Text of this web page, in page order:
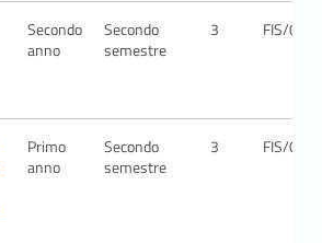
Secondo
anno
Secondo
semestre
3 FIS/05
Primo
anno
Secondo
semestre
3 FIS/04